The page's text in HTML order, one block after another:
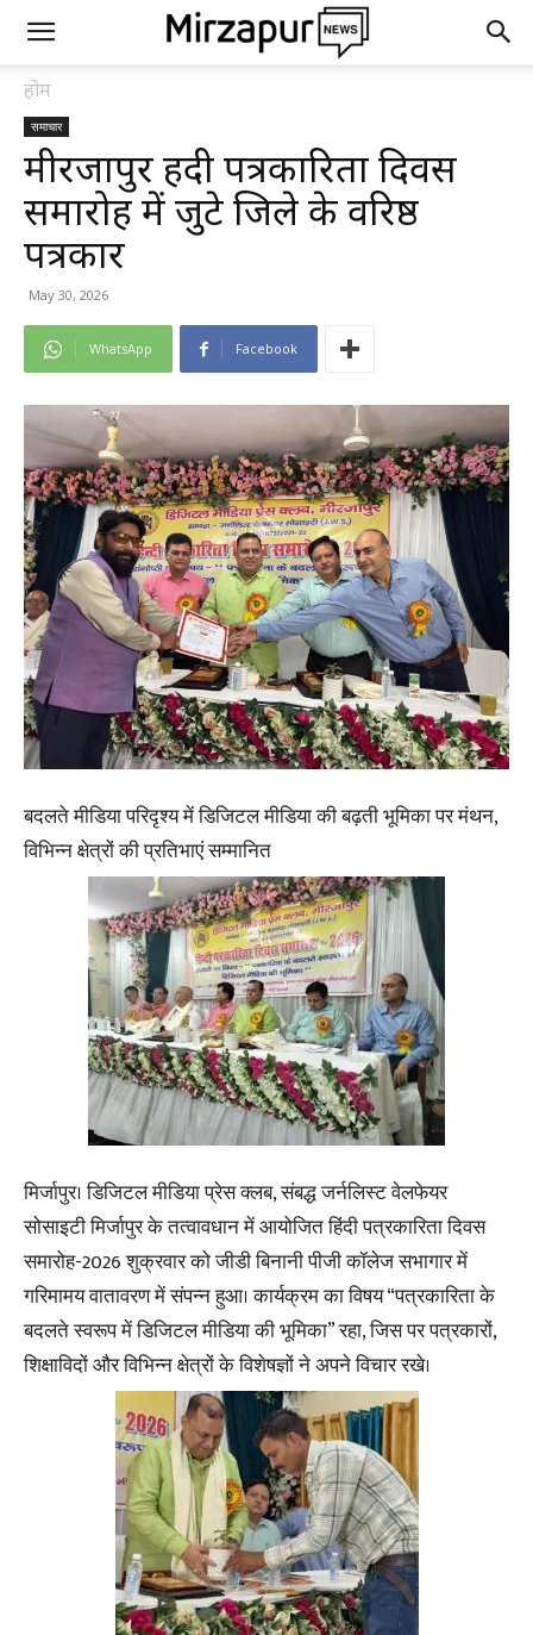
होम
समाचार
मीरजापुर हिंदी पत्रकारिता दिवस
समारोह में जुटे जिले के वरिष्ठ
पत्रकार
May 30, 2026
WhatsApp Facebook
बदलते मीडिया परिदृश्य में डिजिटल मीडिया की बढ़ती भूमिका पर मंथन,
विभिन्न क्षेत्रों की प्रतिभाएं सम्मानित
मिर्जापुर। डिजिटल मीडिया प्रेस क्लब, संबद्ध जर्नलिस्ट वेलफेयर
सोसाइटी मिर्जापुर के तत्वावधान में आयोजित हिंदी पत्रकारिता दिवस
समारोह-2026 शुक्रवार को जीडी बिनानी पीजी कॉलेज सभागार में
गरिमामय वातावरण में संपन्न हुआ। कार्यक्रम का विषय “पत्रकारिता के
बदलते स्वरूप में डिजिटल मीडिया की भूमिका” रहा, जिस पर पत्रकारों,
शिक्षाविदों और विभिन्न क्षेत्रों के विशेषज्ञों ने अपने विचार रखे।